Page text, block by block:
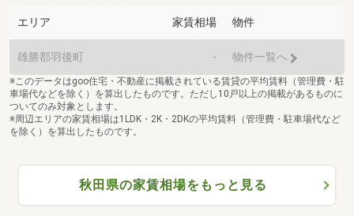
エリア 家賃相場 物件
雄勝郡羽後町 - 物件一覧へ
※このデータはgoo住宅・不動産に掲載されている賃貸の平均賃料（管理費・駐
車場代などを除く）を算出したものです。ただし10戸以上の掲載があるものに
ついてのみ対象とします。
※周辺エリアの家賃相場は1LDK・2K・2DKの平均賃料（管理費・駐車場代など
を除く）を算出したものです。
秋田県の家賃相場をもっと見る